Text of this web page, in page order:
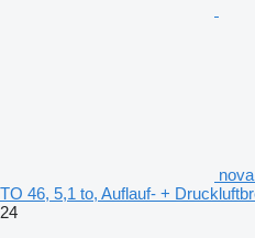
TO 46, 5,1 to, Auflauf- +
24